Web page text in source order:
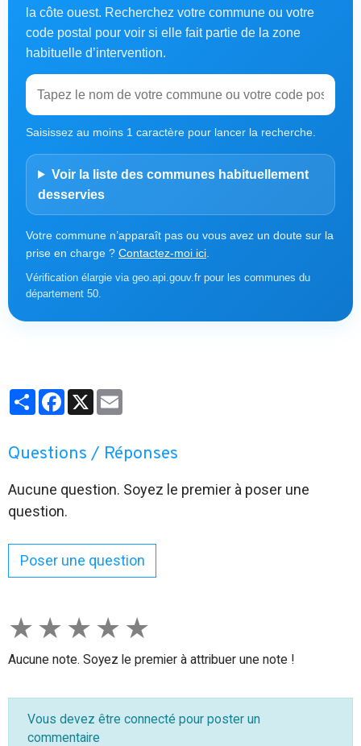
la côte ouest. Recherchez votre commune ou votre
code postal pour voir si elle fait partie de la zone
habituelle d’intervention.
Saisissez au moins 1 caractère pour lancer la recherche.
Voir la liste des communes habituellement
desservies
Votre commune n’apparaît pas ou vous avez un doute sur la
prise en charge ? Contactez-moi ici
Vérification élargie via geo.api.gouv.fr pour les communes du
département 50.
PartagerFacebook
X
Questions / Réponses
Aucune question. Soyez le premier à poser une
question.
Poser une question
★ ★ ★ ★ ★
Aucune note. Soyez le premier à attribuer une note !
Vous devez être connecté pour poster un
commentaire